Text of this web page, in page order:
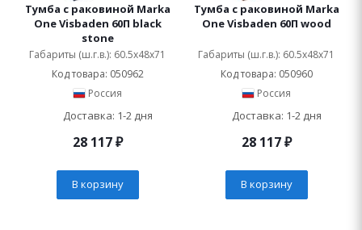
Тумба с раковиной Marka
One Visbaden 60П black
stone
Габариты (ш.г.в.): 60.5x48x71
Код товара: 050962
Россия
Доставка: 1-2 дня
28 117₽
В корзину
Тумба с раковиной Marka
One Visbaden 60П wood
Габариты (ш.г.в.): 60.5x48x71
Код товара: 050960
Россия
Доставка: 1-2 дня
28 117₽
В корзину